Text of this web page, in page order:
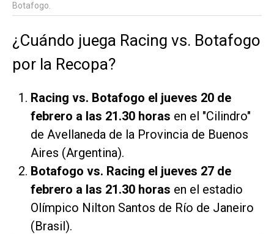
Botafogo.
¿Cuándo juega Racing vs. Botafogo
por la Recopa?
Racing vs. Botafogo el jueves 20 de
febrero a las 21.30 horas en el "Cilindro"
de Avellaneda de la Provincia de Buenos
Aires (Argentina).
Botafogo vs. Racing el jueves 27 de
febrero a las 21.30 horas en el estadio
Olímpico Nilton Santos de Río de Janeiro
(Brasil).